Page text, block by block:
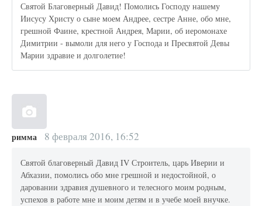
Святой Благоверный Давид! Помолись Господу нашему
Иисусу Христу о сыне моем Андрее, сестре Анне, обо мне,
грешной Фаине, крестной Андрея, Марии, об иеромонахе
Димитрии - вымоли для него у Господа и Пресвятой Девы
Марии здравие и долголетие!
римма 8 февраля 2016, 16:52
Святой благоверный Давид IV Строитель, царь Иверии и
Абхазии, помолись обо мне грешной и недостойной, о
даровании здравия душевного и телесного моим родным,
успехов в работе мне и моим детям и в учебе моей внучке.